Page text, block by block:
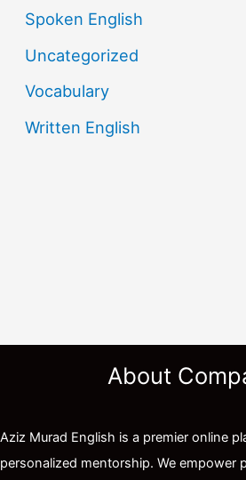
Spoken English
Uncategorized
Vocabulary
Written English
About
Aziz Murad English is a premier online
personalized mentorship. We empower